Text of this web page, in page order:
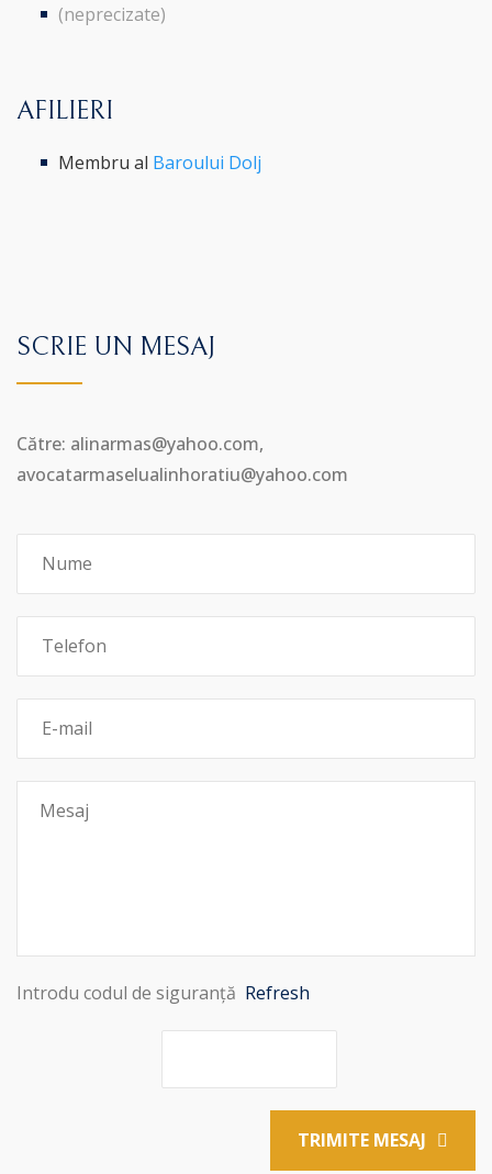
(neprecizate)
AFILIERI
Membru al Baroului Dolj
SCRIE UN MESAJ
Către: alinarmas@yahoo.com,
avocatarmaselualinhoratiu@yahoo.com
Introdu codul de siguranță Refresh
TRIMITE MESAJ